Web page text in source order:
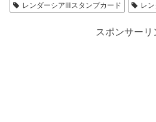
レンダーシアⅢスタンプカード
レ
スポンサーリ